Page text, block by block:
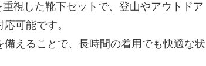
視した靴下セットで、登山やアウトドア
可能です。
えることで、長時間の着用でも快適な状